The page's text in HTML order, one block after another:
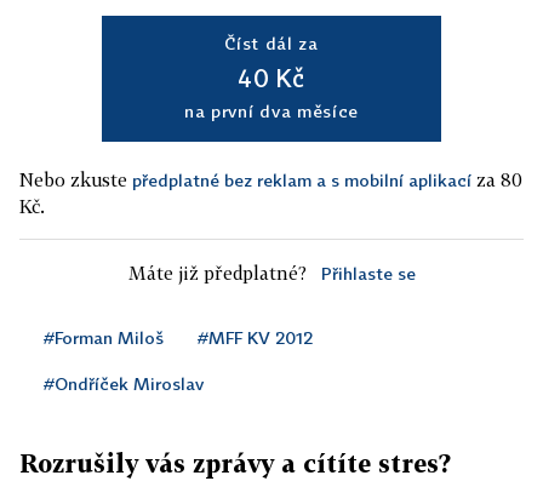
Číst dál za
40 Kč
na první dva měsíce
Nebo zkuste předplatné bez reklam a s mobilní aplikací za 80
Kč.
Máte již předplatné? Přihlaste se
#Forman Miloš #MFF KV 2012
#Ondříček Miroslav
Rozrušily vás zprávy a cítíte stres?